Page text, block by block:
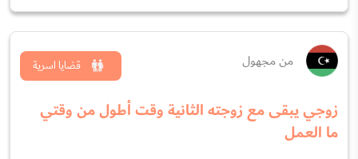
من مجهول
زوجي يبقى مع زوجته الثانية وقت أطول من وقتي
ما العمل
قضايا اسرية